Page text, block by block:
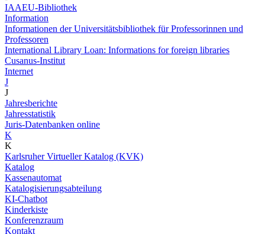
IAAEU-Bibliothek
Information
Informationen der Universitätsbibliothek für Professorinnen und
Professoren
International Library Loan: Informations for foreign libraries
Cusanus-Institut
Internet
J
J
Jahresberichte
Jahresstatistik
Juris-Datenbanken online
K
K
Karlsruher Virtueller Katalog (KVK)
Katalog
Kassenautomat
Katalogisierungsabteilung
KI-Chatbot
Kinderkiste
Konferenzraum
Kontakt